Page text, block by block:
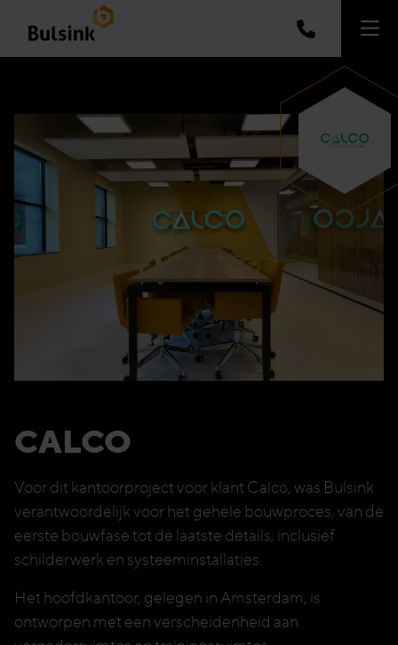
CALCO
Voor dit kantoorproject voor klant Calco, was Bulsink
verantwoordelijk voor het gehele bouwproces, van de
eerste bouwfase tot de laatste details, inclusief
schilderwerk en systeeminstallaties.
Het hoofdkantoor, gelegen in Amsterdam, is
ontworpen met een verscheidenheid aan